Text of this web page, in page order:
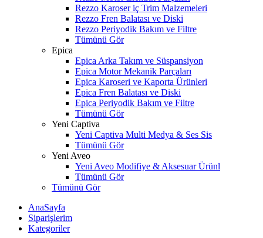
Rezzo Karoser iç Trim Malzemeleri
Rezzo Fren Balatası ve Diski
Rezzo Periyodik Bakım ve Filtre
Tümünü Gör
Epica
Epica Arka Takım ve Süspansiyon
Epica Motor Mekanik Parçaları
Epica Karoseri ve Kaporta Ürünleri
Epica Fren Balatası ve Diski
Epica Periyodik Bakım ve Filtre
Tümünü Gör
Yeni Captiva
Yeni Captiva Multi Medya & Ses Sis
Tümünü Gör
Yeni Aveo
Yeni Aveo Modifiye & Aksesuar Ürünl
Tümünü Gör
Tümünü Gör
AnaSayfa
Siparişlerim
Kategoriler